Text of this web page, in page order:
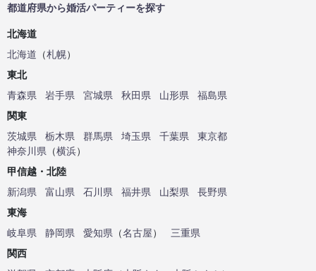
都道府県から婚活パーティーを探す
北海道
北海道 （札幌）
東北
青森県
岩手県 宮城県 秋田県 山形県
福島県
関東
茨城県
栃木県 群馬県 埼玉県 千葉県
東京都
神奈川県 （横浜）
甲信越・北陸
新潟県
富山県 石川県 福井県 山梨県
長野県
東海
岐阜県
静岡県 愛知県 （名古屋）
三重県
関西